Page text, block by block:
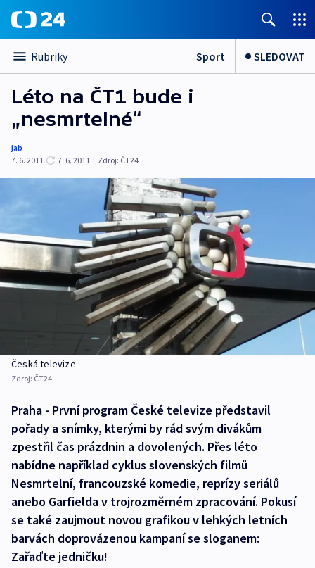
Rubriky Sport SLEDOVAT
Léto na ČT1 bude i
„nesmrtelné“
jab
7. 6. 2011
7. 6. 2011 | Zdroj: ČT24
Česká televize
Zdroj: ČT24
Praha - První program České televize představil
pořady a snímky, kterými by rád svým divákům
zpestřil čas prázdnin a dovolených. Přes léto
nabídne například cyklus slovenských filmů
Nesmrtelní, francouzské komedie, reprízy seriálů
anebo Garfielda v trojrozměrném zpracování. Pokusí
se také zaujmout novou grafikou v lehkých letních
barvách doprovázenou kampaní se sloganem:
Zařaďte jedničku!